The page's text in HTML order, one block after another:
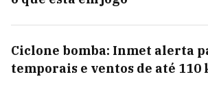
Ciclone bomba: Inmet alerta
temporais e ventos de até 110